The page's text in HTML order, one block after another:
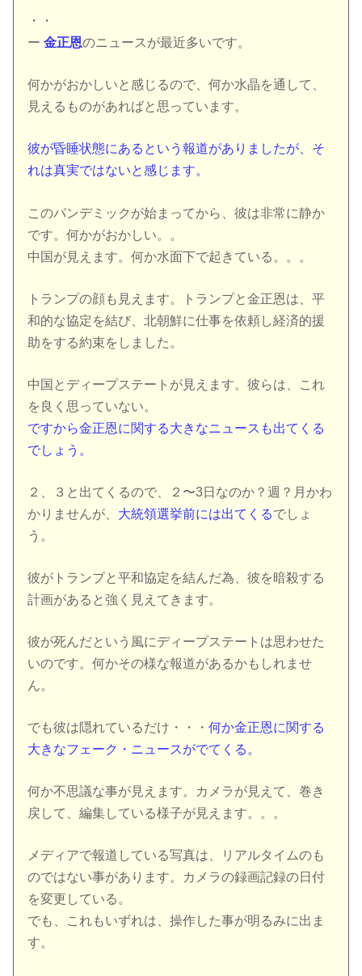
・・
ー金正恩のニュースが最近多いです。
何かがおかしいと感じるので、何か水晶を通して、
見えるものがあればと思っています。
彼が昏睡状態にあるという報道がありましたが、そ
れは真実ではないと感じます。
このパンデミックが始まってから、彼は非常に静か
です。何かがおかしい。。
中国が見えます。何か水面下で起きている。。。
トランプの顔も見えます。トランプと金正恩は、平
和的な協定を結び、北朝鮮に仕事を依頼し経済的援
助をする約束をしました。
中国とディープステートが見えます。彼らは、これ
を良く思っていない。
ですから金正恩に関する大きなニュースも出てくる
でしょう。
２、３と出てくるので、２〜3日なのか？週？月かわ
かりませんが、 大統領選挙前には出てくるでしょ
う。
彼がトランプと平和協定を結んだ為、彼を暗殺する
計画があると強く見えてきます。
彼が死んだという風にディープステートは思わせた
いのです。何かその様な報道があるかもしれませ
ん。
でも彼は隠れているだけ・・・何か金正恩に関する
大きなフェーク・ニュースがでてくる。
何か不思議な事が見えます。カメラが見えて、巻き
戻して、編集している様子が見えます。。。
メディアで報道している写真は、リアルタイムのも
のではない事があります。カメラの録画記録の日付
を変更している。
でも、これもいずれは、操作した事が明るみに出ま
す。